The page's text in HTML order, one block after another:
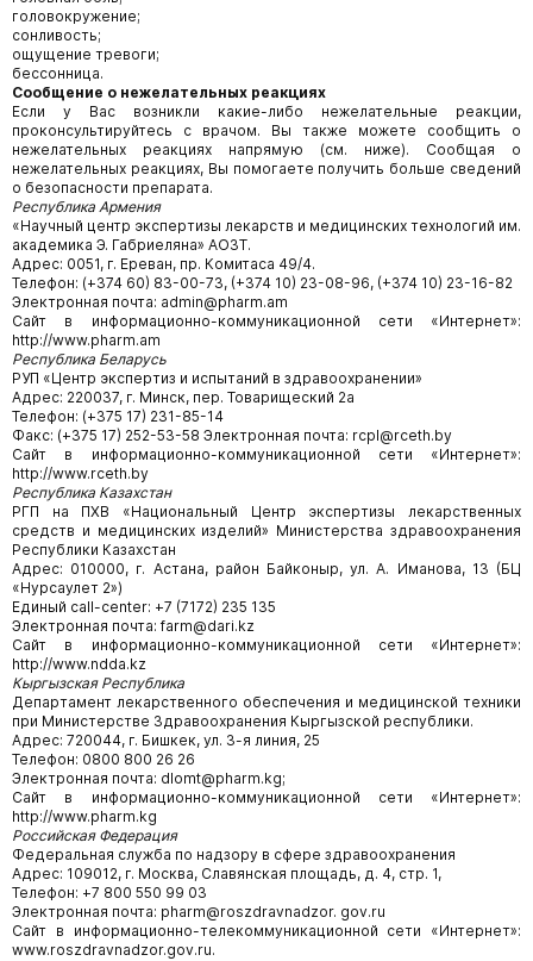
головокружение;
сонливость;
ощущение тревоги;
бессонница.
Сообщение о нежелательных реакциях
Если у Вас возникли какие-либо нежелательные реакции,
проконсультируйтесь с врачом. Вы также можете сообщить о
нежелательных реакциях напрямую (см. ниже). Сообщая о
нежелательных реакциях, Вы помогаете получить больше сведений
о безопасности препарата.
Республика Армения
«Научный центр экспертизы лекарств и медицинских технологий им.
академика Э. Габриеляна» АОЗТ.
Адрес: 0051, г. Ереван, пр. Комитаса 49/4.
Телефон: (+374 60) 83-00-73, (+374 10) 23-08-96, (+374 10) 23-16-82
Электронная почта: admin@pharm.am
Сайт в информационно-коммуникационной сети «Интернет»:
http://www.pharm.am
Республика Беларусь
РУП «Центр экспертиз и испытаний в здравоохранении»
Адрес: 220037, г. Минск, пер. Товарищеский 2а
Телефон: (+375 17) 231-85-14
Факс: (+375 17) 252-53-58 Электронная почта: rcpl@rceth.by
Сайт в информационно-коммуникационной сети «Интернет»:
http://www.rceth.by
Республика Казахстан
РГП на ПХВ «Национальный Центр экспертизы лекарственных
средств и медицинских изделий» Министерства здравоохранения
Республики Казахстан
Адрес: 010000, г. Астана, район Байконыр, ул. А. Иманова, 13 (БЦ
«Нурсаулет 2»)
Единый call-center: +7 (7172) 235 135
Электронная почта: farm@dari.kz
Сайт в информационно-коммуникационной сети «Интернет»:
http://www.ndda.kz
Кыргызская Республика
Департамент лекарственного обеспечения и медицинской техники
при Министерстве Здравоохранения Кыргызской республики.
Адрес: 720044, г. Бишкек, ул. 3-я линия, 25
Телефон: 0800 800 26 26
Электронная почта: dlomt@pharm.kg;
Сайт в информационно-коммуникационной сети «Интернет»:
http://www.pharm.kg
Российская Федерация
Федеральная служба по надзору в сфере здравоохранения
Адрес: 109012, г. Москва, Славянская площадь, д. 4, стр. 1,
Телефон: +7 800 550 99 03
Электронная почта: pharm@roszdravnadzor. gov.ru
Сайт в информационно-телекоммуникационной сети «Интернет»:
www.roszdravnadzor.gov.ru.